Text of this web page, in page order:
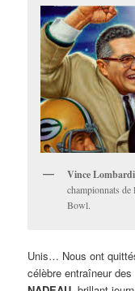
Vince Lombardi
championnats de
Bowl.
Unis… Nous ont
célèbre entraîneur